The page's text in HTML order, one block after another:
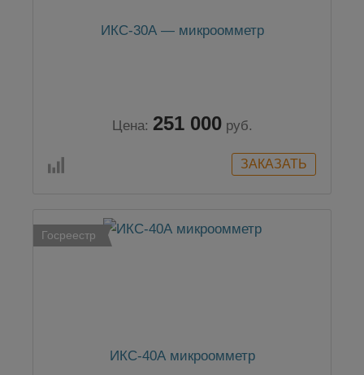
ИКС-30А — микроомметр
Цена: 251 000 руб.
Госреестр
ИКС-40А микроомметр